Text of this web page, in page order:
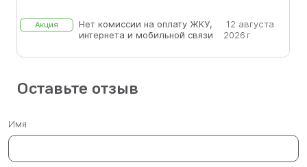
Акция
Нет комиссии на оплату ЖКУ,
интернета и мобильной связи
12 августа
2026 г.
Оставьте отзыв
Имя